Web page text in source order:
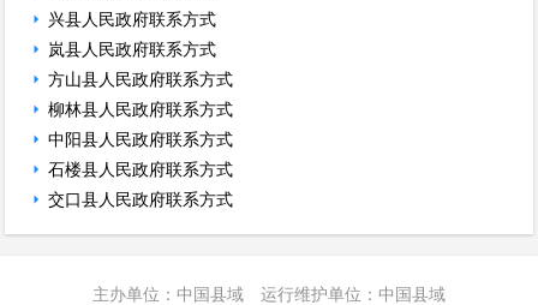
兴县人民政府联系方式
岚县人民政府联系方式
方山县人民政府联系方式
柳林县人民政府联系方式
中阳县人民政府联系方式
石楼县人民政府联系方式
交口县人民政府联系方式
主办单位：中国县域 运行维护单位：中国县域